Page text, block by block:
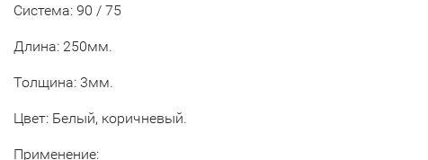
Система: 90 / 75
Длина: 250мм.
Толщина: 3мм.
Цвет: Белый, коричневый.
Применение: